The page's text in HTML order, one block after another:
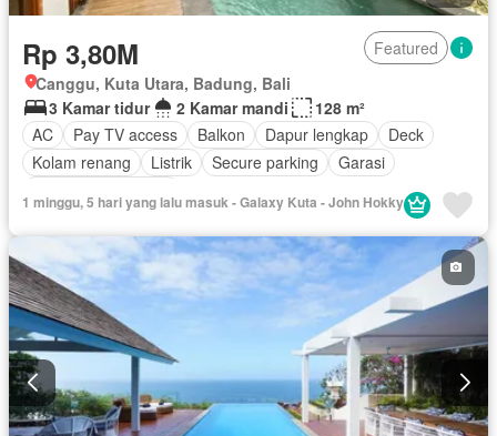
Rp 3,80M
Featured
Canggu, Kuta Utara, Badung, Bali
3 Kamar tidur
2 Kamar mandi
128 m²
AC
Pay TV access Balkon Dapur lengkap
Deck
Kolam renang
Listrik Secure parking
Garasi
1 minggu, 5 hari yang lalu masuk - Galaxy Kuta - John Hokky